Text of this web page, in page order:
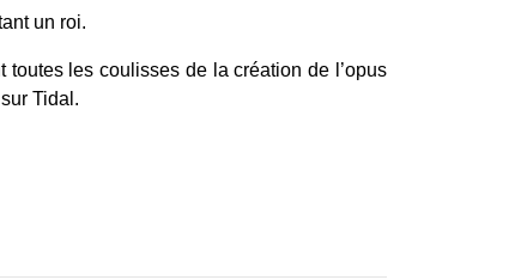
un roi.
les coulisses de la création de l’opus
Tidal.